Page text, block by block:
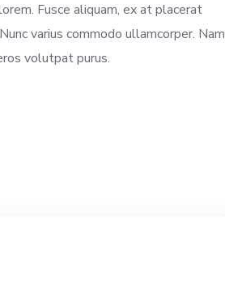
Fusce aliquam, ex at placerat
varius commodo ullamcorper. Nam
volutpat purus.